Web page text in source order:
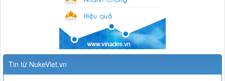
Tin từ NukeViet.vn